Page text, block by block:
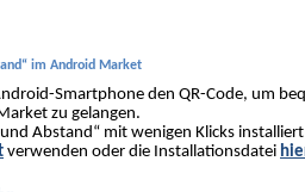
im Android Market
Smartphone den QR-Code, um
zu gelangen.
Abstand“ mit wenigen Klicks
verwenden oder die Installationsdatei